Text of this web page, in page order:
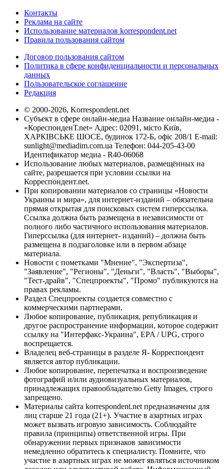
Контакты
Реклама на сайте
Использование материалов korrespondent.net
Правила пользования сайтом
Договор пользования сайтом
Политика в сфере конфиденциальности и персональных
данных
Пользовательское соглашение
Редакция
© 2000-2026, Korrespondent.net
Субъект в сфере онлайн-медиа Название онлайн-медиа -
«КореспонденТ.net» Адрес: 02091, місто Київ,
ХАРКІВСЬКЕ ШОСЕ, будинок 172-Б, офіс 208/1 E-mail:
sunlight@mediadim.com.ua Телефон: 044-205-43-00
Идентификатор медиа - R40-06068
Использование любых материалов, размещённых на
сайте, разрешается при условии ссылки на
Корреспондент.net.
При копировании материалов со страницы «Новости
Украины и мира», для интернет-изданий – обязательна
прямая открытая для поисковых систем гиперссылка.
Ссылка должна быть размещена в независимости от
полного либо частичного использования материалов.
Гиперссылка (для интернет- изданий) – должна быть
размещена в подзаголовке или в первом абзаце
материала.
Новости с пометками "Мнение", "Экспертиза",
"Заявление", "Регионы", "Деньги", "Власть", "Выборы",
"Тест-драйв", "Спецпроекты", "Промо" публикуются на
правах рекламы.
Раздел Спецпроекты создается совместно с
коммерческими партнерами.
Любое копирование, публикация, републикация и
другое распространение информации, которое содержит
ссылку на "Интерфакс-Украина", EPA / UPG, строго
воспрещается.
Владелец веб-страницы в разделе Я- Корреспондент
является автор публикации.
Любое копирование, перепечатка и воспроизведение
фотографий и/или аудиовизуальных материалов,
принадлежащих правообладателю Getty Images, строго
запрещено.
Материалы сайта korrespondent.net предназначены для
лиц старше 21 года (21+). Участие в азартных играх
может вызвать игровую зависимость. Соблюдайте
правила (принципы) ответственной игры. При
обнаружении первых признаков зависимости
немедленно обратитесь к специалисту. Помните, что
участие в азартных играх не может являться источником